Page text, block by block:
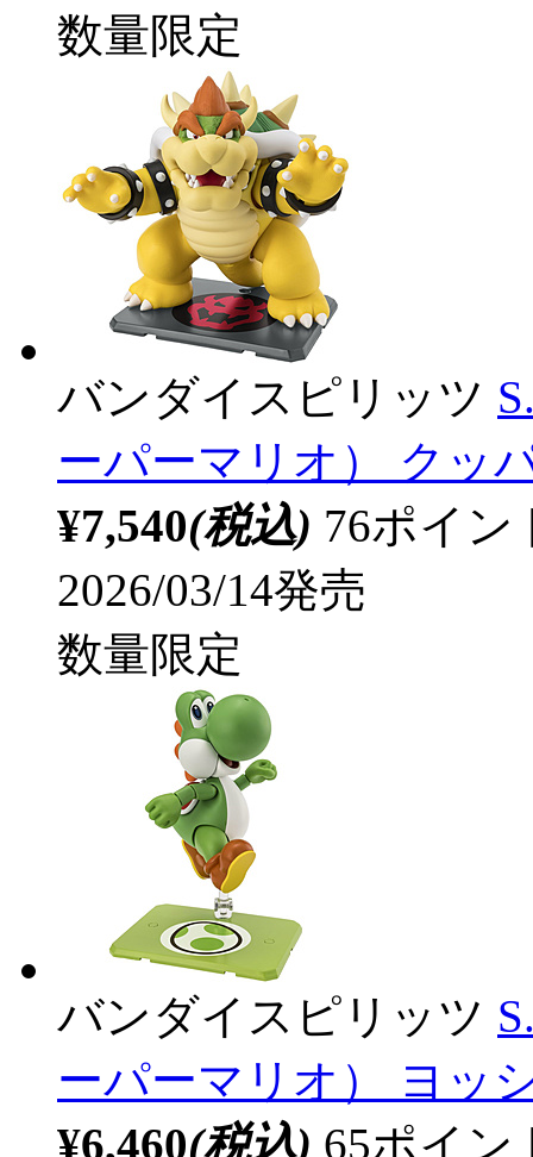
数量限定
バンダイスピリッツ
ーパーマリオ） クッ
¥7,540(税込) 76ポイ
2026/03/14発売
数量限定
バンダイスピリッツ
ーパーマリオ） ヨッ
¥6,460(税込) 65ポイ